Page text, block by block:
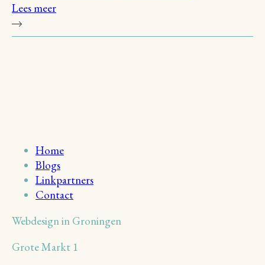
Lees meer
Home
Blogs
Linkpartners
Contact
Webdesign in Groningen
Grote Markt 1